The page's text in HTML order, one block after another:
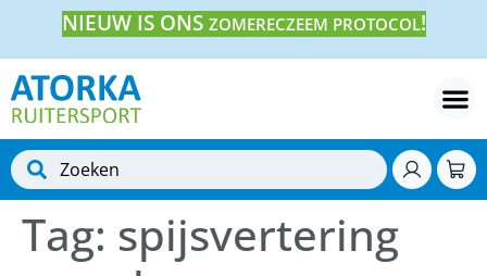
NIEUW IS ONS ZOMERECZEEM PROTOCOL!
Tag: spijsvertering